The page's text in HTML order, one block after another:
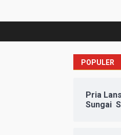
POPULER
Pria
Sungai